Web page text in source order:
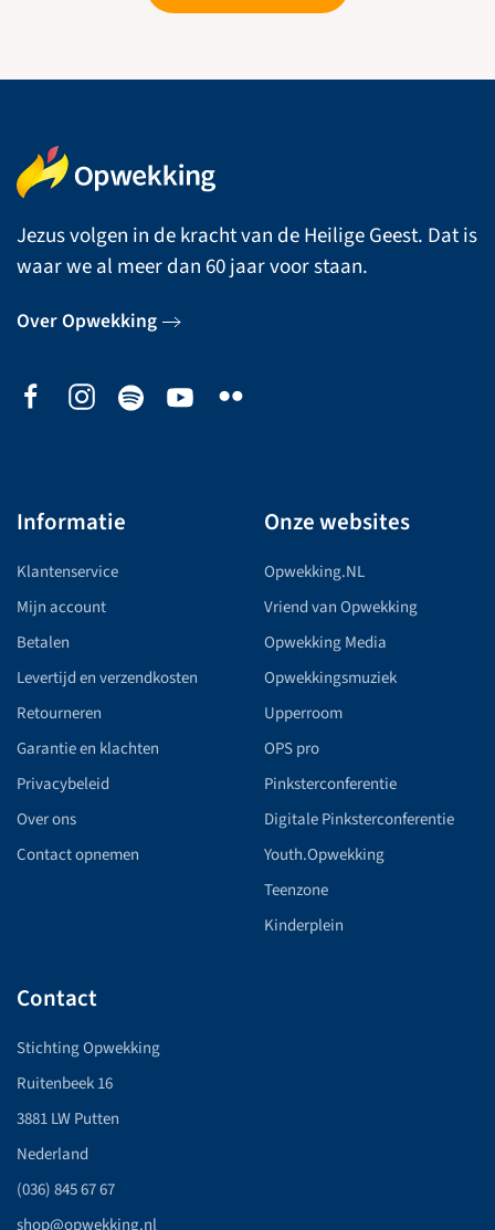
Jezus volgen in de kracht van de Heilige Geest. Dat is
waar we al meer dan 60 jaar voor staan.
Over Opwekking
Informatie
Klantenservice
Mijn account
Betalen
Levertijd en verzendkosten
Retourneren
Garantie en klachten
Privacybeleid
Over ons
Contact opnemen
Onze websites
Opwekking.NL
Vriend van Opwekking
Opwekking Media
Opwekkingsmuziek
Upperroom
OPS pro
Pinksterconferentie
Digitale Pinksterconferentie
Youth.Opwekking
Teenzone
Kinderplein
Contact
Stichting Opwekking
Ruitenbeek 16
3881 LW Putten
Nederland
(036) 845 67 67
shop@opwekking.nl